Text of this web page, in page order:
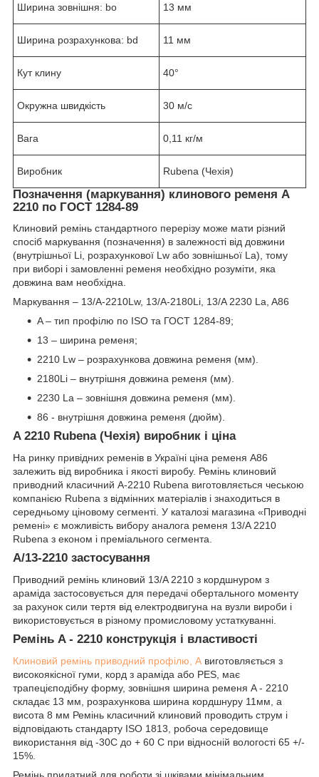
Ширина зовнішня: bo 13 мм
Ширина розрахункова: bd 11 мм
Кут клину 40°
Окружна швидкість 30 м/с
Вага 0,11 кг/м
Виробник Rubena (Чехія)
Позначення (маркування) клинового ременя A
2210 по ГОСТ 1284-89
Клиновий ремінь стандартного перерізу може мати різний
спосіб маркування (позначення) в залежності від довжини
(внутрішньої Li, розрахункової Lw або зовнішньої La), тому
при виборі і замовленні ременя необхідно розуміти, яка
довжина вам необхідна.
Маркування – 13/A-2210Lw, 13/A-2180Li, 13/A 2230 La, A86
A – тип профілю по ISO та ГОСТ 1284-89;
13 – ширина ременя;
2210 Lw – розрахункова довжина ременя (мм).
2180Li – внутрішня довжина ременя (мм).
2230 La – зовнішня довжина ременя (мм).
86 - внутрішня довжина ременя (дюйм).
A 2210 Rubena (Чехія) виробник і ціна
На ринку привідних ременів в Україні ціна ременя A86
залежить від виробника і якості виробу. Ремінь клиновий
приводний класичний A-2210 Rubena виготовляється чеською
компанією Rubena з відмінних матеріалів і знаходиться в
середньому ціновому сегменті. У каталозі магазина «Приводні
ремені» є можливість вибору аналога ременя 13/A 2210
Rubena з економ і преміального сегмента.
A/13-2210 застосування
Приводний ремінь клиновий 13/A 2210 з кордшнуром з
араміда застосовується для передачі обертального моменту
за рахунок сили тертя від електродвигуна на вузли вироби і
використовується в різному промисловому устаткуванні.
Ремінь A - 2210 конструкція і властивості
Клиновий ремінь приводний профілю, А виготовляється з
високоякісної гуми, корд з араміда або PES, має
трапецієподібну форму, зовнішня ширина ременя A - 2210
складає 13 мм, розрахункова ширина кордшнуру 11мм, а
висота 8 мм Ремінь класичний клиновий проводить струм і
відповідають стандарту ISO 1813, робоча середовище
використання від -30С до + 60 С при відносній вологості 65 +/-
15%.
Ремінь придатний для роботи зі шківами мінімальним